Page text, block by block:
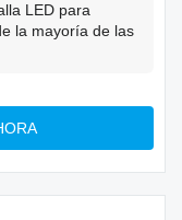
LED para
la mayoría de las